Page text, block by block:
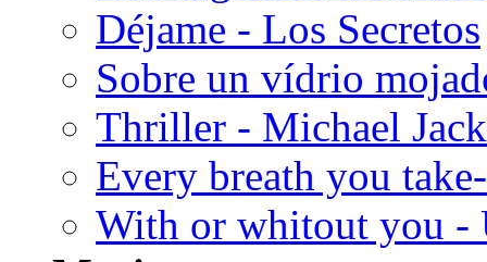
Déjame - Los Secretos
Sobre un vídrio
Thriller - Michael
Every breath you
With or whitout you -